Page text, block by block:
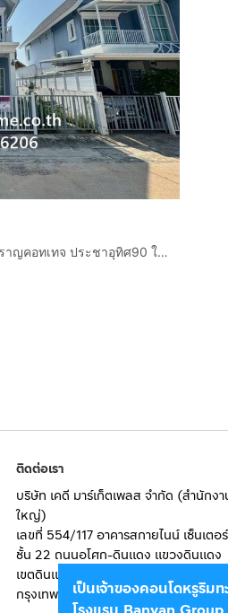
บ้านเดี่ยว 2 ชั้น 41.6 ตร.ว. หมู่บ้านสุขสำราญคอทเทจ ประชาอุทิศ90 ใกล้โรงเรียนสารสาสน์วิเศษศึกษา ซอยประชาอุทิศ90 ถนนประชาอุทิศ พระสมุทรเจดีย์
ติดต่อเรา
บริษัท เคดี มาร์เก็ตเพลส จำกัด (สำนักงา
ใหญ่)
เลขที่ 554/117 อาคารสกายไนน์ เซ็นเตอร์
ชั้น 22 ถนนอโศก-ดินแดง แขวงดินแดง
เขตดินแดง
กรุงเทพมหานคร 10400
เป็นเจ้าของคอนโดหรูริม